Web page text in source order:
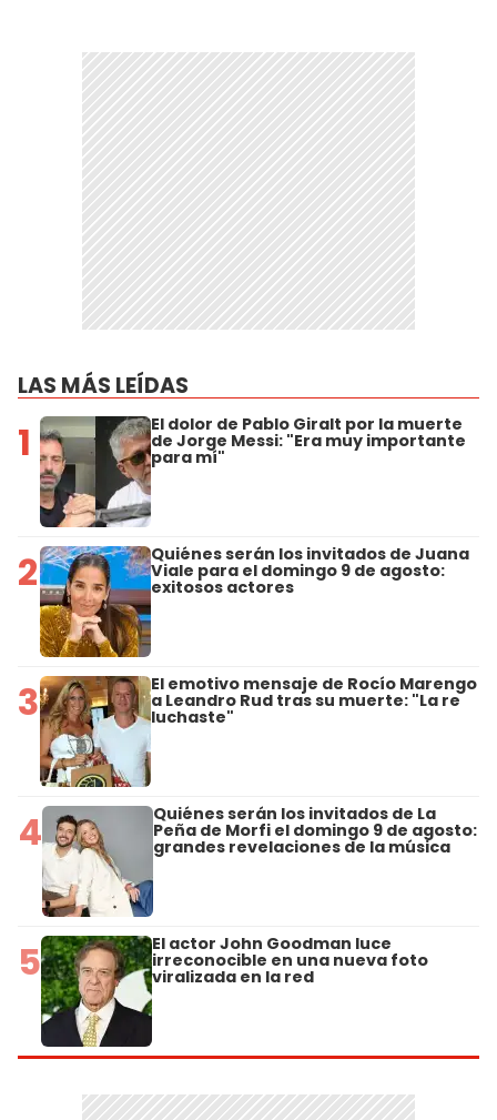
LAS MÁS LEÍDAS
1 El dolor de Pablo Giralt por la muerte
de Jorge Messi: "Era muy importante
para mí"
2 Quiénes serán los invitados de Juana
Viale para el domingo 9 de agosto:
exitosos actores
3 El emotivo mensaje de Rocío Marengo
a Leandro Rud tras su muerte: "La re
luchaste"
4 Quiénes serán los invitados de La
Peña de Morfi el domingo 9 de agosto:
grandes revelaciones de la música
5 El actor John Goodman luce
irreconocible en una nueva foto
viralizada en la red